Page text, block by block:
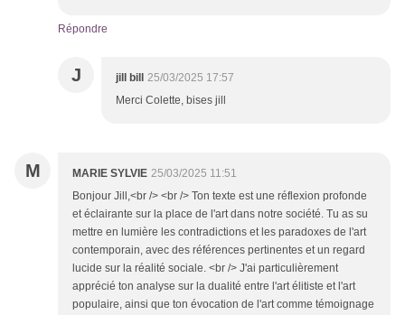
Répondre
J jill bill
25/03/2025 17:57
Merci Colette, bises jill
M MARIE SYLVIE 25/03/2025 11:51
Bonjour Jill,<br /> <br /> Ton texte est une réflexion profonde
et éclairante sur la place de l'art dans notre société. Tu as su
mettre en lumière les contradictions et les paradoxes de l'art
contemporain, avec des références pertinentes et un regard
lucide sur la réalité sociale. <br /> J'ai particulièrement
apprécié ton analyse sur la dualité entre l'art élitiste et l'art
populaire, ainsi que ton évocation de l'art comme témoignage